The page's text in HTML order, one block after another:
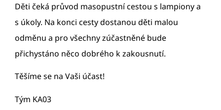
Děti čeká průvod masopustní cestou s lampiony a
s úkoly. Na konci cesty dostanou děti malou
odměnu a pro všechny zúčastněné bude
přichystáno něco dobrého k zakousnutí.
Těšíme se na Vaši účast!
Tým KA03